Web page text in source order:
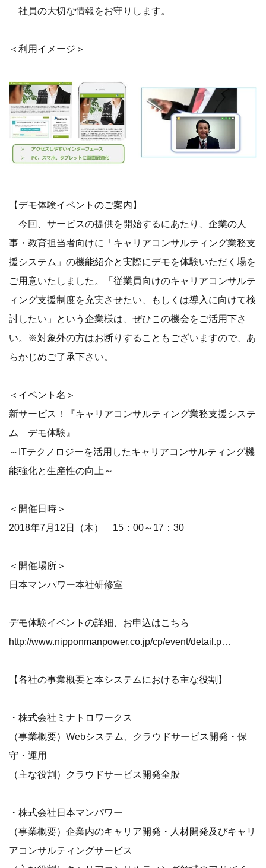
社員の大切な情報をお守りします。
＜利用イメージ＞
【デモ体験イベントのご案内】
今回、サービスの提供を開始するにあたり、企業の人
事・教育担当者向けに「キャリアコンサルティング業務支
援システム」の機能紹介と実際にデモを体験いただく場を
ご用意いたしました。「従業員向けのキャリアコンサルテ
ィング支援制度を充実させたい、もしくは導入に向けて検
討したい」という企業様は、ぜひこの機会をご活用下さ
い。※対象外の方はお断りすることもございますので、あ
らかじめご了承下さい。
＜イベント名＞
新サービス！『キャリアコンサルティング業務支援システ
ム デモ体験』
～ITテクノロジーを活用したキャリアコンサルティング機
能強化と生産性の向上～
＜開催日時＞
2018年7月12日（木） 15：00～17：30
＜開催場所＞
日本マンパワー本社研修室
デモ体験イベントの詳細、お申込はこちら
【各社の事業概要と本システムにおける主な役割】
・株式会社ミナトロワークス
（事業概要）Webシステム、クラウドサービス開発・保
守・運用
（主な役割）クラウドサービス開発全般
・株式会社日本マンパワー
（事業概要）企業内のキャリア開発・人材開発及びキャリ
アコンサルティングサービス